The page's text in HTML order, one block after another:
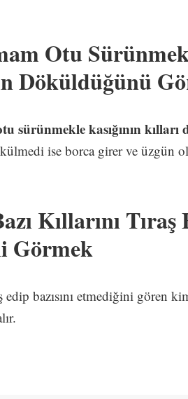
Otu
Döküldüğünü
sürünmekle kasığının kılları
ise borca girer ve üzgün
Kıllarını Tıraş
Görmek
edip bazısını etmediğini gören